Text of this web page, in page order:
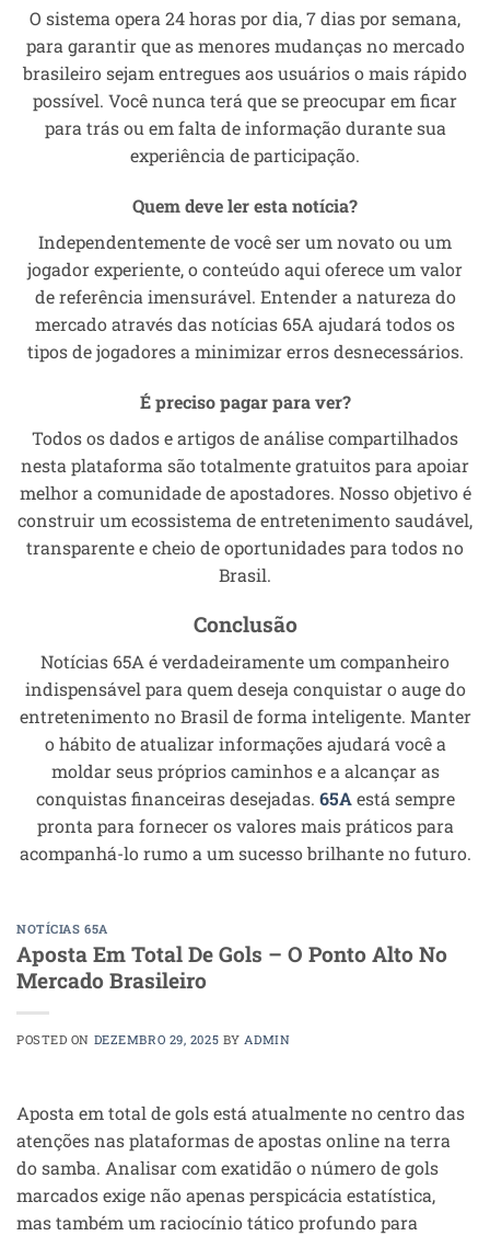
O sistema opera 24 horas por dia, 7 dias por semana,
para garantir que as menores mudanças no mercado
brasileiro sejam entregues aos usuários o mais rápido
possível. Você nunca terá que se preocupar em ficar
para trás ou em falta de informação durante sua
experiência de participação.
Quem deve ler esta notícia?
Independentemente de você ser um novato ou um
jogador experiente, o conteúdo aqui oferece um valor
de referência imensurável. Entender a natureza do
mercado através das notícias 65A ajudará todos os
tipos de jogadores a minimizar erros desnecessários.
É preciso pagar para ver?
Todos os dados e artigos de análise compartilhados
nesta plataforma são totalmente gratuitos para apoiar
melhor a comunidade de apostadores. Nosso objetivo é
construir um ecossistema de entretenimento saudável,
transparente e cheio de oportunidades para todos no
Brasil.
Conclusão
Notícias 65A é verdadeiramente um companheiro
indispensável para quem deseja conquistar o auge do
entretenimento no Brasil de forma inteligente. Manter
o hábito de atualizar informações ajudará você a
moldar seus próprios caminhos e a alcançar as
conquistas financeiras desejadas. 65A está sempre
pronta para fornecer os valores mais práticos para
acompanhá-lo rumo a um sucesso brilhante no futuro.
NOTÍCIAS 65A
Aposta Em Total De Gols – O Ponto Alto No
Mercado Brasileiro
POSTED ON DEZEMBRO 29, 2025 BY ADMIN
Aposta em total de gols está atualmente no centro das
atenções nas plataformas de apostas online na terra
do samba. Analisar com exatidão o número de gols
marcados exige não apenas perspicácia estatística,
mas também um raciocínio tático profundo para